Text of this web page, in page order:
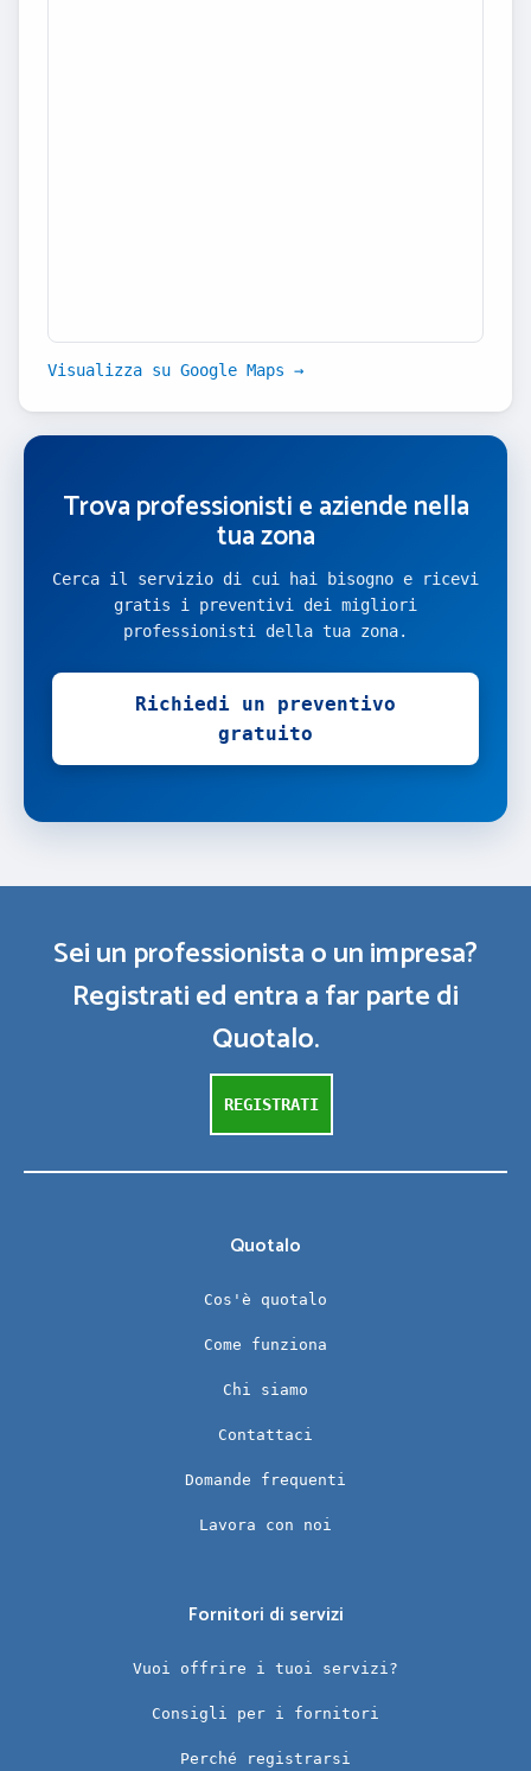
Visualizza su Google Maps →
Trova professionisti e aziende nella
tua zona
Cerca il servizio di cui hai bisogno e ricevi
gratis i preventivi dei migliori
professionisti della tua zona.
Richiedi un preventivo
gratuito
Sei un professionista o un impresa?
Registrati ed entra a far parte di
Quotalo.
REGISTRATI
Quotalo
Cos'è quotalo
Come funziona
Chi siamo
Contattaci
Domande frequenti
Lavora con noi
Fornitori di servizi
Vuoi offrire i tuoi servizi?
Consigli per i fornitori
Perché registrarsi